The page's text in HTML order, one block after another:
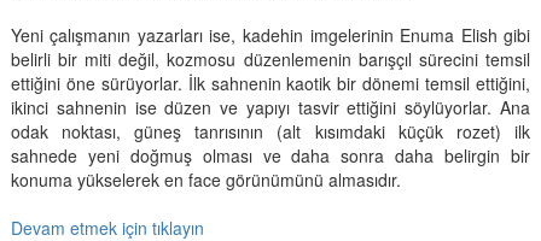
Yeni çalışmanın yazarları ise, kadehin imgelerinin Enuma Elish gibi
belirli bir miti değil, kozmosu düzenlemenin barışçıl sürecini temsil
ettiğini öne sürüyorlar. İlk sahnenin kaotik bir dönemi temsil ettiğini,
ikinci sahnenin ise düzen ve yapıyı tasvir ettiğini söylüyorlar. Ana
odak noktası, güneş tanrısının (alt kısımdaki küçük rozet) ilk
sahnede yeni doğmuş olması ve daha sonra daha belirgin bir
konuma yükselerek en face görünümünü almasıdır.
Devam etmek için tıklayın